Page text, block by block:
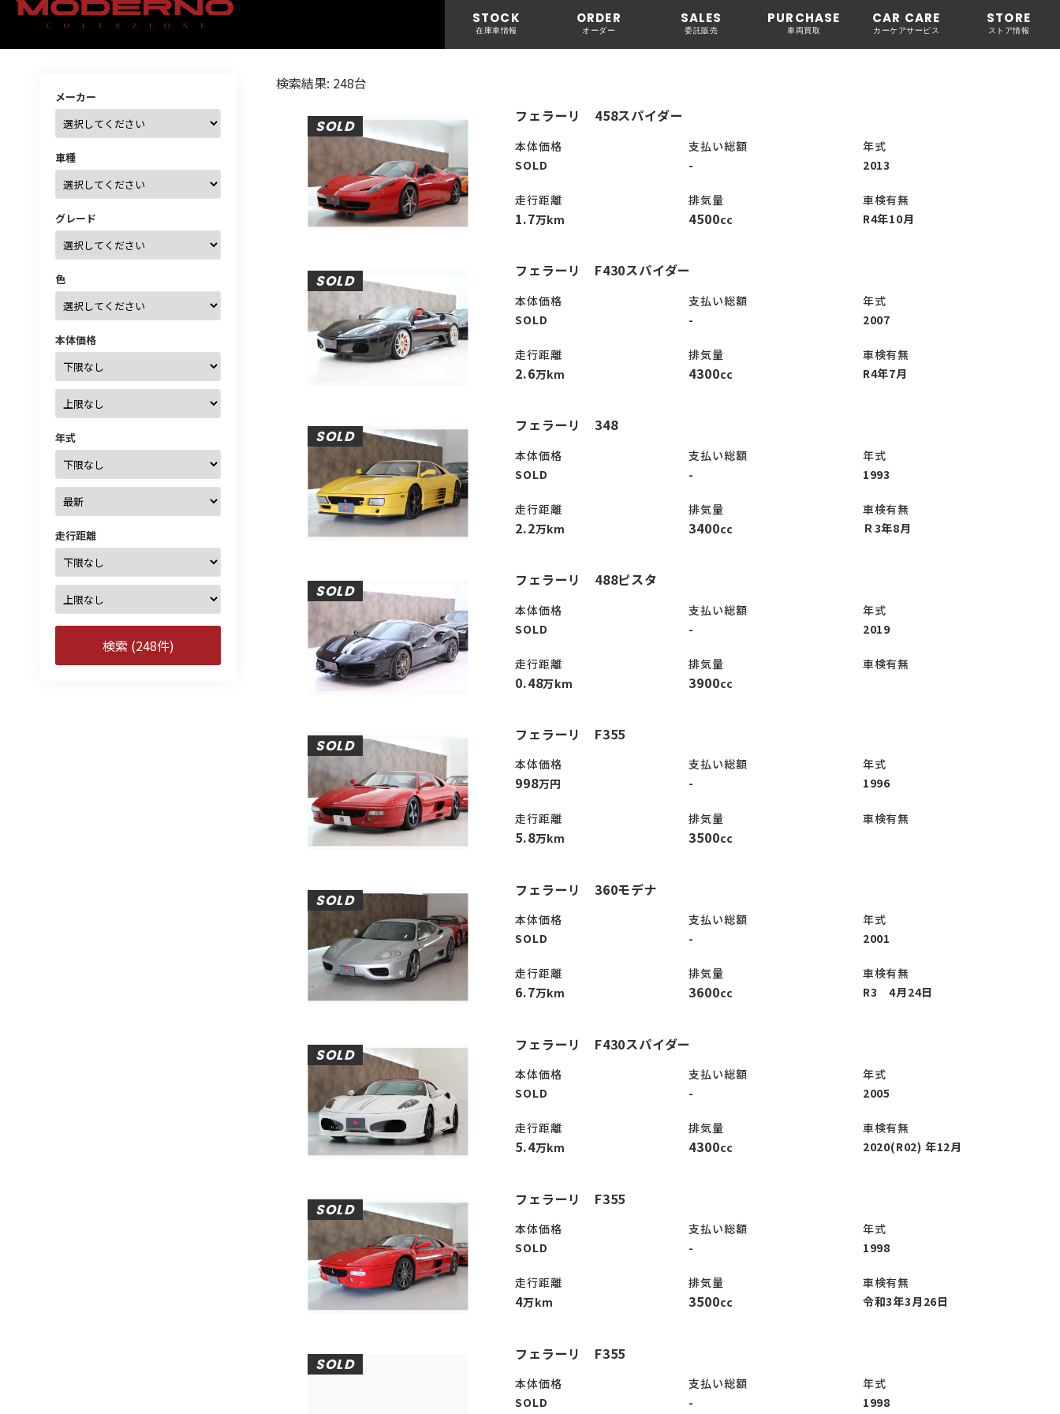
STOCK
在庫車情報
ORDER
オーダー
SALES
委託販売
PURCHASE
車両買取
CAR CARE
カーケアサービス
STORE
ストア情報
メーカー
車種
グレード
色
本体価格
年式
走行距離
検索 (248件)
検索結果: 248台
SOLD
フェラーリ 458スパイダー
本体価格
SOLD
支払い総額
-
年式
2013
走行距離
1.7万km
排気量
4500cc
車検有無
R4年10月
SOLD
フェラーリ F430スパイダー
本体価格
SOLD
支払い総額
-
年式
2007
走行距離
2.6万km
排気量
4300cc
車検有無
R4年7月
SOLD
フェラーリ 348
本体価格
SOLD
支払い総額
-
年式
1993
走行距離
2.2万km
排気量
3400cc
車検有無
Ｒ3年8月
SOLD
フェラーリ 488ピスタ
本体価格
SOLD
支払い総額
-
年式
2019
走行距離
0.48万km
排気量
3900cc
車検有無
SOLD
フェラーリ F355
本体価格
998万円
支払い総額
-
年式
1996
走行距離
5.8万km
排気量
3500cc
車検有無
SOLD
フェラーリ 360モデナ
本体価格
SOLD
支払い総額
-
年式
2001
走行距離
6.7万km
排気量
3600cc
車検有無
R3 4月24日
SOLD
フェラーリ F430スパイダー
本体価格
SOLD
支払い総額
-
年式
2005
走行距離
5.4万km
排気量
4300cc
車検有無
2020(R02) 年12月
SOLD
フェラーリ F355
本体価格
SOLD
支払い総額
-
年式
1998
走行距離
4万km
排気量
3500cc
車検有無
令和3年3月26日
SOLD
フェラーリ F355
本体価格
SOLD
支払い総額
-
年式
1998